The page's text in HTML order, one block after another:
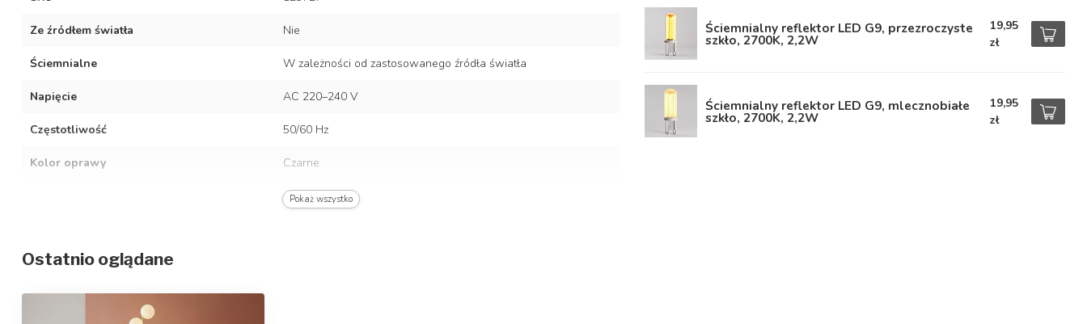
Ze źródłem światła Nie
Ściemnialne W zależności od zastosowanego źródła światła
Napięcie AC 220–240 V
Częstotliwość 50/60 Hz
Kolor oprawy Czarne
Stal nierdzewna i poliwęglan
Klasa ochrony
Pokaż wszystko
Ściemnialny reflektor LED G9, przezroczyste
szkło, 2700K, 2,2W
19,95
zł
Ściemnialny reflektor LED G9, mlecznobiałe
szkło, 2700K, 2,2W
19,95
zł
Ostatnio oglądane